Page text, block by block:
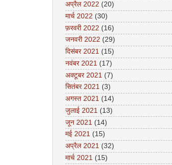
अप्रैल 2022 (20)
मार्च 2022 (30)
फ़रवरी 2022 (16)
जनवरी 2022 (29)
दिसंबर 2021 (15)
नवंबर 2021 (17)
अक्टूबर 2021 (7)
सितंबर 2021 (3)
अगस्त 2021 (14)
जुलाई 2021 (13)
जून 2021 (14)
मई 2021 (15)
अप्रैल 2021 (32)
मार्च 2021 (15)